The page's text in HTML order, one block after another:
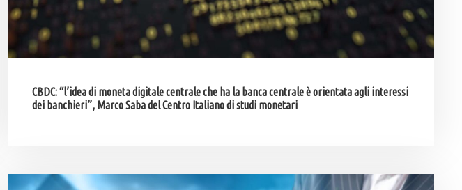
CBDC: “l’idea di moneta digitale centrale che ha la banca centrale è orientata agli interessi
dei banchieri”, Marco Saba del Centro Italiano di studi monetari